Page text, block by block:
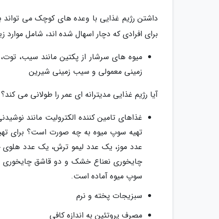
داشتن رژیم غذایی با وعده های کوچک می
برای افرادی که دچار اسهال شده اند، شامل موارد
میوه های سرشار از پکتین مانند سیب،
زمینی معمولی و سیب زمینی شیرین
آیا رژیم غذایی مدیترانه ای عمر را طولانی می کند؟
غذاهای تامین کننده الکترولیت مانند
عدد موز، یک عدد لیمو ترش، یک عدد
چایخوری نعناع خشک و دو قاشق چایخوری
سوپ میوه آماده است.
سبزیجات پخته و نرم
مصرف پروتئین به اندازه کافی